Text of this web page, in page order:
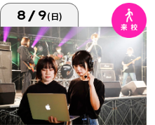
8/9(日)